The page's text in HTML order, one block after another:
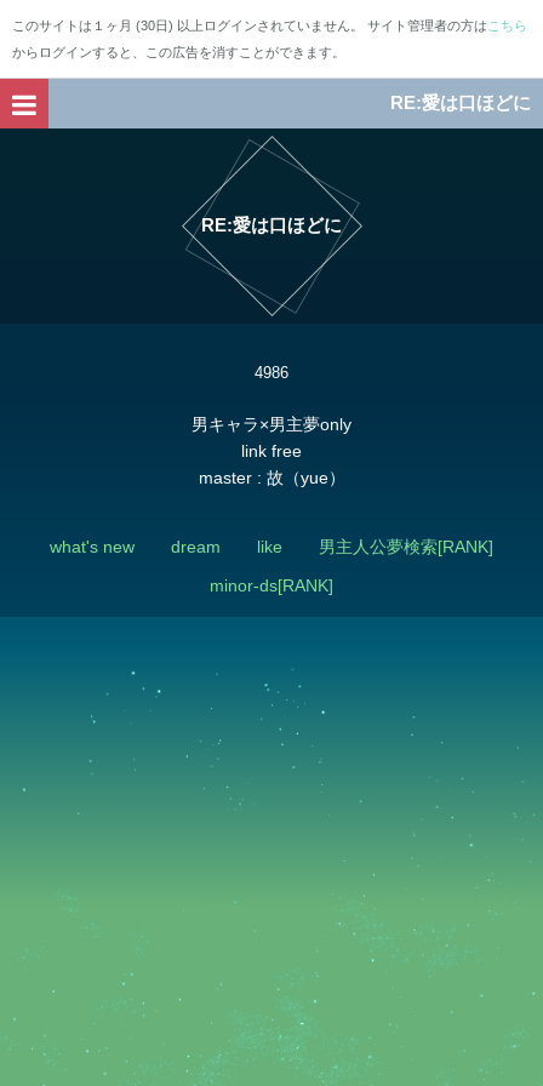
このサイトは１ヶ月 (30日) 以上ログインされていません。 サイト管理者の方は こちら
からログインすると、この広告を消すことができます。
RE:愛は口ほどに
RE:愛は口ほどに
4986
男キャラ×男主夢only
link free
master : 故（yue）
what's new dream like
男主人公夢検索[RANK]
minor-ds[RANK]